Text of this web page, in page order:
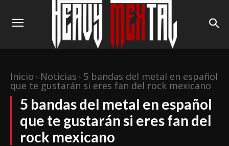
Inicio Noticias 5 bandas del metal en español
que te gustarán si eres fan del rock mexicano
5 bandas del metal en español
que te gustarán si eres fan del
rock mexicano